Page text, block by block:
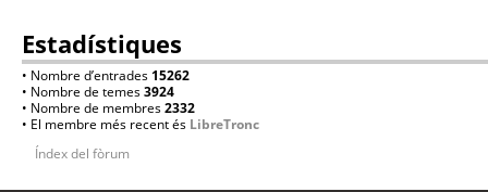
Estadístiques
• Nombre d’entrades 15262
• Nombre de temes3924
• Nombre de membres2332
• El membre més recent és LibreTronc
Índex del fòrum